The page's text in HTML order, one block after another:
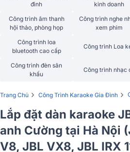
đình
kinh doanh
Công trình âm thanh
hội thảo, phòng họp
Công trình nghe
xem phim
Công trình loa
bluetooth cao cấp
Công trình Loa
Công trình đèn sân
khấu
Công trình nhạc
Trang Chủ › Công Trình Karaoke Gia Đình ›
Lắp đặt dàn karaoke
anh Cường tại Hà Nội
V8, JBL VX8, JBL IRX